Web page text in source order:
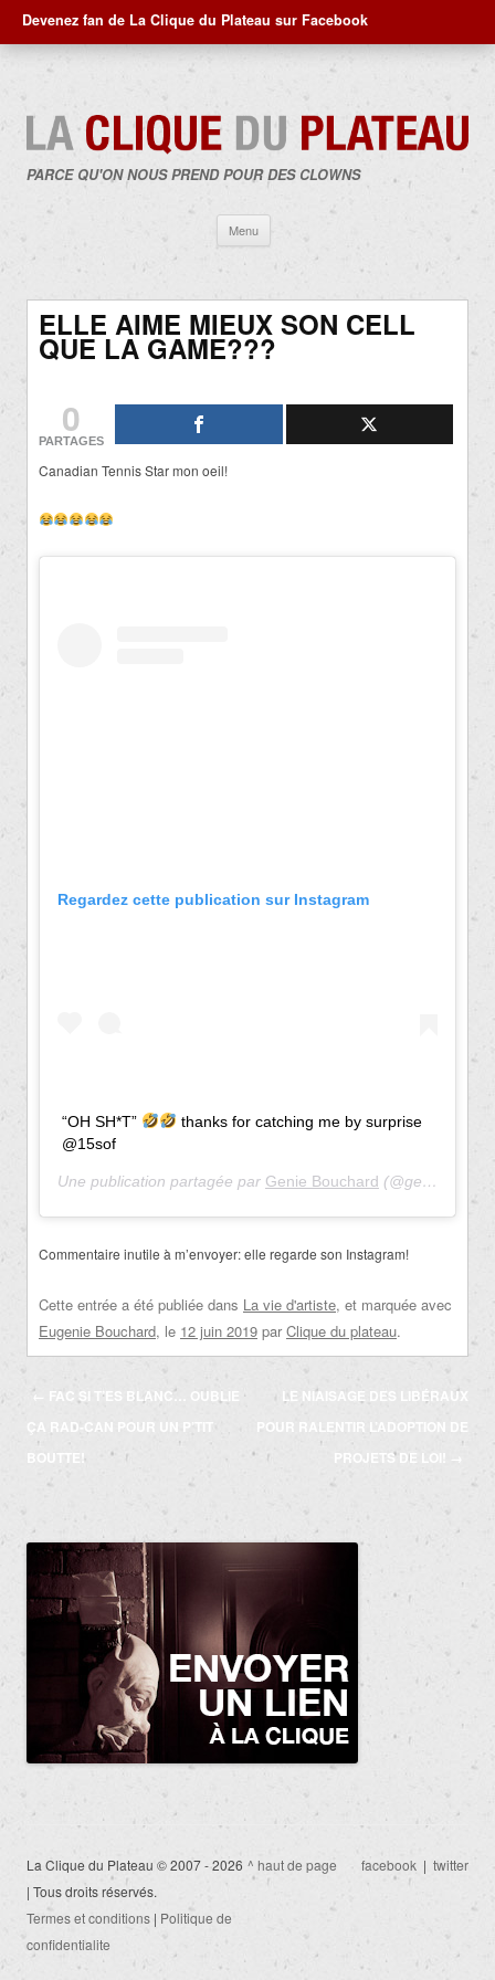
Devenez fan de La Clique du Plateau sur Facebook
PARCE QU'ON NOUS PREND POUR DES CLOWNS
Menu
contenu
ELLE AIME MIEUX SON CELL
QUE LA GAME???
0
PARTAGES
Canadian Tennis Star mon oeil!
Regardez cette publication sur Instagram
“OH SH*T”
thanks for catching me by surprise
@15sof
Une publication partagée par Genie Bouchard (@geniebouchard) le
Commentaire inutile à m’envoyer: elle regarde son Instagram!
Cette entrée a été publiée dans La vie d'artiste, et marquée avec
Eugenie Bouchard, le 12 juin 2019 par Clique du plateau.
Navigation
des
articles
←
FAC SI T’ES BLANC… OUBLIE
ÇA RAD-CAN POUR UN P’TIT
BOUTTE!
LE NIAISAGE DES LIBÉRAUX
POUR RALENTIR L’ADOPTION DE
PROJETS DE LOI!
→
La Clique du Plateau © 2007 - 2026
| Tous droits réservés.
Termes et conditions | Politique de
confidentialite
^ haut de page facebook | twitter